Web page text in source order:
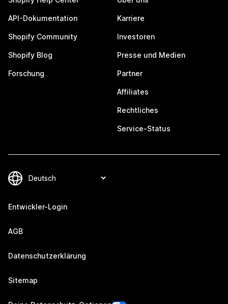
API-Dokumentation
Shopify Community
Shopify Blog
Forschung
Karriere
Investoren
Presse und Medien
Partner
Affiliates
Rechtliches
Service-Status
Entwickler-Login
AGB
Datenschutzerklärung
Sitemap